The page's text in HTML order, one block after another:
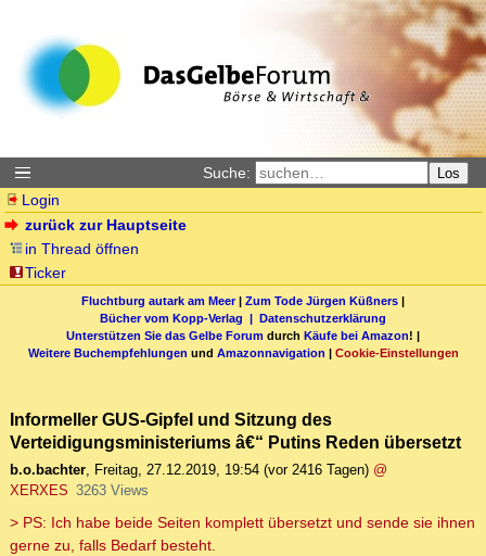
Suche: Los
Login
zurück zur Hauptseite
in Thread öffnen
Ticker
Fluchtburg autark am Meer| Zum Tode Jürgen Küßners |
Bücher vom Kopp-Verlag | Datenschutzerklärung
Unterstützen Sie das Gelbe Forum durch Käufe bei Amazon! |
Weitere Buchempfehlungen und Amazonnavigation | Cookie-Einstellungen
Informeller GUS-Gipfel und Sitzung des
Verteidigungsministeriums â€“ Putins Reden übersetzt
b.o.bachter, Freitag, 27.12.2019, 19:54 (vor 2416 Tagen) @
XERXES 3263 Views
> PS: Ich habe beide Seiten komplett übersetzt und sende sie ihnen
gerne zu, falls Bedarf besteht.